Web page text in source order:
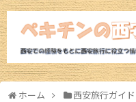
ホーム 西安旅行ガイド
西安旅行ガイド
西安観光モデルコース